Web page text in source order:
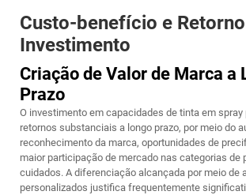
Custo-benefício e
Investimento
Criação de Valor de Marca a
Prazo
O investimento em capacidades de tinta em spray
retornos substanciais a longo prazo, por meio do
reconhecimento da marca, oportunidades de
maior participação de mercado nas categorias de
cuidados. A diferenciação alcançada por meio de
personalizados justifica frequentemente